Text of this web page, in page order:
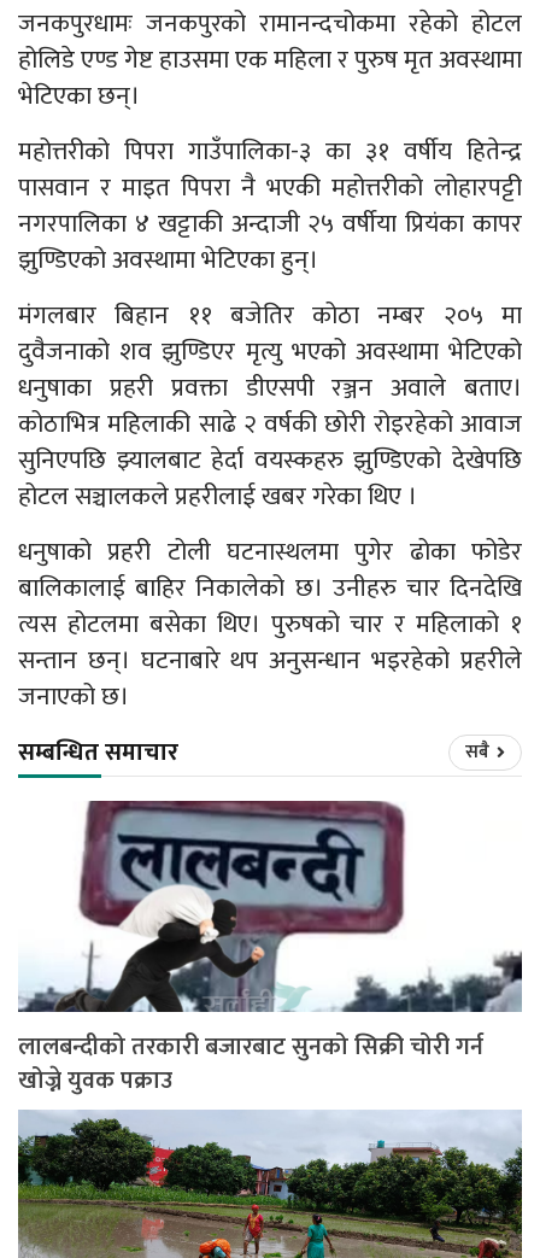
जनकपुरधामः जनकपुरको रामानन्दचोकमा रहेको होटल
होलिडे एण्ड गेष्ट हाउसमा एक महिला र पुरुष मृत अवस्थामा
भेटिएका छन्।
महोत्तरीको पिपरा गाउँपालिका-३ का ३१ वर्षीय हितेन्द्र
पासवान र माइत पिपरा नै भएकी महोत्तरीको लोहारपट्टी
नगरपालिका ४ खट्टाकी अन्दाजी २५ वर्षीया प्रियंका कापर
झुण्डिएको अवस्थामा भेटिएका हुन्।
मंगलबार बिहान ११ बजेतिर कोठा नम्बर २०५ मा
दुवैजनाको शव झुण्डिएर मृत्यु भएको अवस्थामा भेटिएको
धनुषाका प्रहरी प्रवक्ता डीएसपी रञ्जन अवाले बताए।
कोठाभित्र महिलाकी साढे २ वर्षकी छोरी रोइरहेको आवाज
सुनिएपछि झ्यालबाट हेर्दा वयस्कहरु झुण्डिएको देखेपछि
होटल सञ्चालकले प्रहरीलाई खबर गरेका थिए ।
धनुषाको प्रहरी टोली घटनास्थलमा पुगेर ढोका फोडेर
बालिकालाई बाहिर निकालेको छ। उनीहरु चार दिनदेखि
त्यस होटलमा बसेका थिए। पुरुषको चार र महिलाको १
सन्तान छन्। घटनाबारे थप अनुसन्धान भइरहेको प्रहरीले
जनाएको छ।
सम्बन्धित समाचार सबै
लालबन्दीको तरकारी बजारबाट सुनको सिक्री चोरी गर्न
खोज्ने युवक पक्राउ